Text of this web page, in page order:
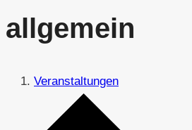
allgemein
Veranstaltungen